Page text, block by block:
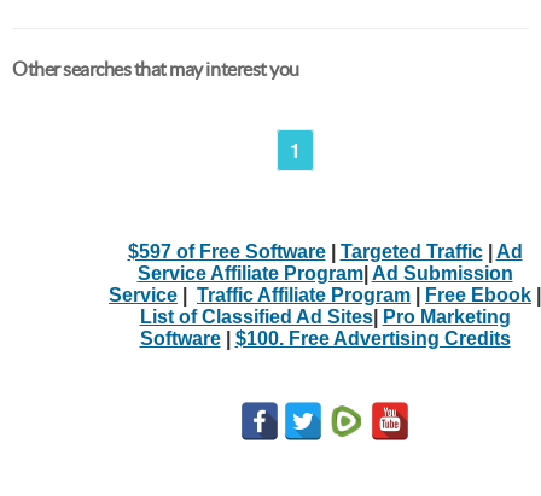
Other searches that may interest you
1
$597 of Free Software| Targeted Traffic| Ad
Service Affiliate Program| Ad Submission
Service
Traffic Affiliate Program Free Ebook
List of Classified Ad Sites|
Pro Marketing
Software| $100. Free Advertising Credits